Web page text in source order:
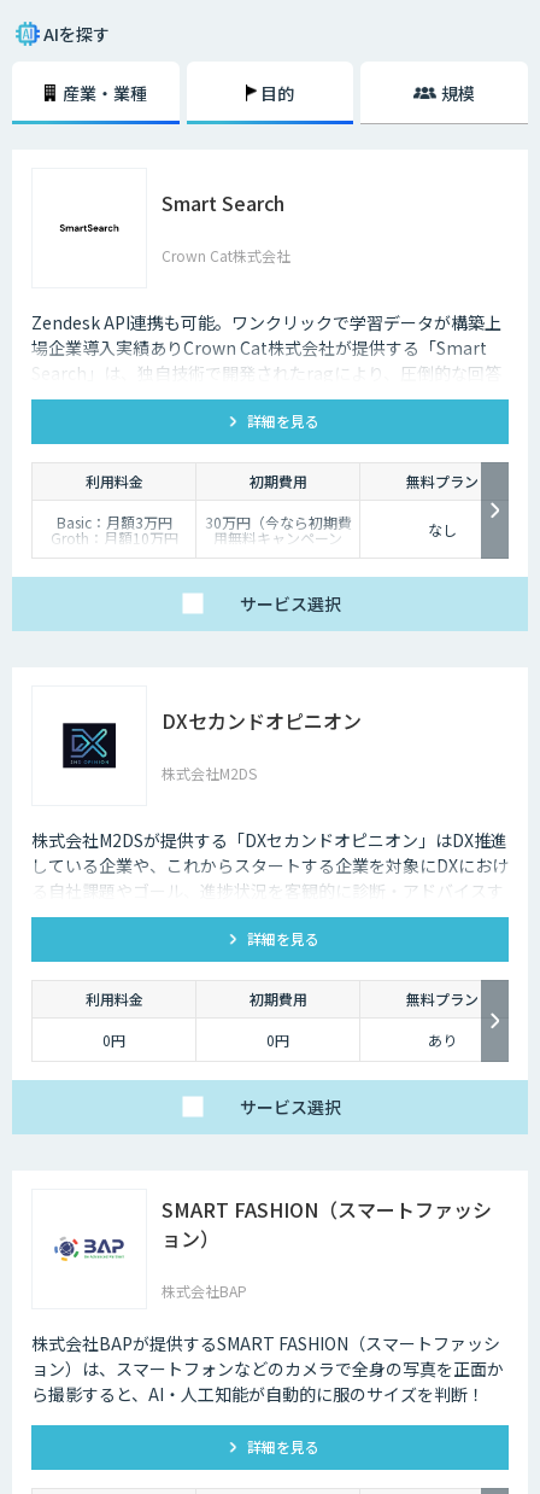
「既にクーポンの自動表示を行っているが逆効果だという声もある」
このようなお悩みの声が数多く寄せられています。
お客様の行動履歴から1人ひとりのニーズを分析し、興味のある商品を最
AIを探す
産業・業種 目的 規模
Smart Search
Crown Cat株式会社
Zendesk API連携も可能。ワンクリックで学習データが構築上
場企業導入実績ありCrown Cat株式会社が提供する「Smart
Search」は、独自技術で開発されたragにより、圧倒的な回答
精度を誇るAIチャットボットです。また回答精度が悪い時は管
理画面から簡単にご自身でチューニングができる、簡単でかつ
高精度な特徴があります。
詳細を見る
利用料金 初期費用
無料プラン
Basic：月額3万円
Groth：月額10万円
Enterprise：月額20万
30万円（今なら初期費
用無料キャンペーン
中）
なし
サービス選択
DXセカンドオピニオン
株式会社M2DS
株式会社M2DSが提供する「DXセカンドオピニオン」はDX推進
している企業や、これからスタートする企業を対象にDXにおけ
る自社課題やゴール、進捗状況を客観的に診断・アドバイスす
るサービスです
詳細を見る
利用料金 初期費用
無料プラン
0円
0円 あり
サービス選択
SMART FASHION（スマートファッシ
ョン）
株式会社BAP
株式会社BAPが提供するSMART FASHION（スマートファッシ
ョン）は、スマートフォンなどのカメラで全身の写真を正面か
ら撮影すると、AI・人工知能が自動的に服のサイズを判断！
詳細を見る